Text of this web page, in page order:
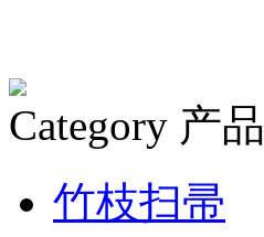
Category 产
竹枝扫帚